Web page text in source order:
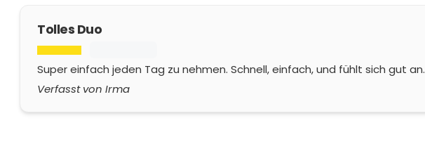
Tolles Duo
Super einfach jeden Tag zu nehmen. Schnell, einfach, und fühlt sich gut an.
Verfasst von Irma